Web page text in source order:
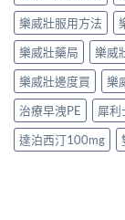
樂威壯服用方法
樂威壯藥局
樂威
樂威壯邊度買
樂
治療早洩PE
犀利
達泊西汀100mg